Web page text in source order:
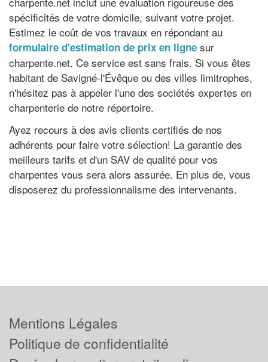
spécificités de votre domicile, suivant votre projet.
Estimez le coût de vos travaux en répondant au
formulaire d'estimation de prix en ligne sur
charpente.net. Ce service est sans frais. Si vous êtes
habitant de Savigné-l'Évêque ou des villes limitrophes,
n'hésitez pas à appeler l'une des sociétés expertes en
charpenterie de notre répertoire.
Ayez recours à des avis clients certifiés de nos
adhérents pour faire votre sélection! La garantie des
meilleurs tarifs et d'un SAV de qualité pour vos
charpentes vous sera alors assurée. En plus de, vous
disposerez du professionnalisme des intervenants.
Mentions Légales
Politique de confidentialité